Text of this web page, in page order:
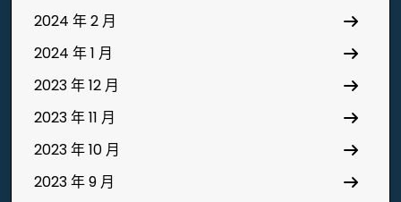
2024 年 2 月
2024 年 1 月
2023 年 12 月
2023 年 11 月
2023 年 10 月
2023 年 9 月